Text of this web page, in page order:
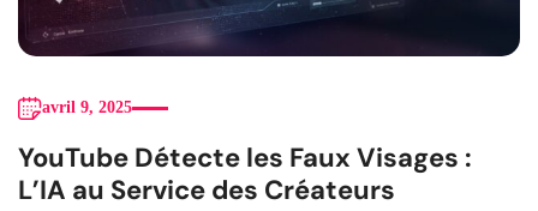
avril 9, 2025
YouTube Détecte les Faux Visages :
L’IA au Service des Créateurs